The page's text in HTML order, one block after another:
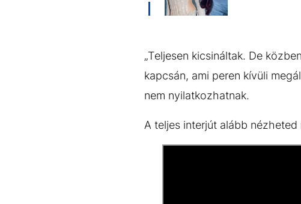
„Teljesen kicsináltak. De
kapcsán, ami peren kívüli
nem nyilatkozhatnak.
A teljes interjút alább nézheted